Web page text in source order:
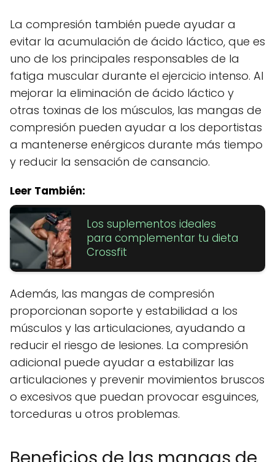
La compresión también puede ayudar a
evitar la acumulación de ácido láctico, que es
uno de los principales responsables de la
fatiga muscular durante el ejercicio intenso. Al
mejorar la eliminación de ácido láctico y
otras toxinas de los músculos, las mangas de
compresión pueden ayudar a los deportistas
a mantenerse enérgicos durante más tiempo
y reducir la sensación de cansancio.
Leer También:
Los suplementos ideales
para complementar tu dieta
Crossfit
Además, las mangas de compresión
proporcionan soporte y estabilidad a los
músculos y las articulaciones, ayudando a
reducir el riesgo de lesiones. La compresión
adicional puede ayudar a estabilizar las
articulaciones y prevenir movimientos bruscos
o excesivos que puedan provocar esguinces,
torceduras u otros problemas.